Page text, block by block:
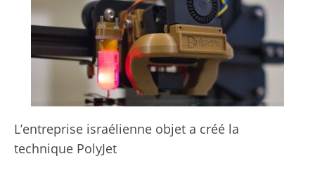
L’entreprise israélienne objet a créé la
technique PolyJet